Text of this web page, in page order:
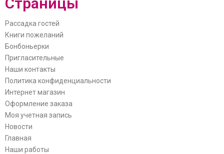
Рассадка гостей
Книги пожеланий
Бонбоньерки
Пригласительные
Наши контакты
Политика конфиденциальности
Интернет магазин
Оформление заказа
Моя учетная запись
Новости
Главная
Наши работы